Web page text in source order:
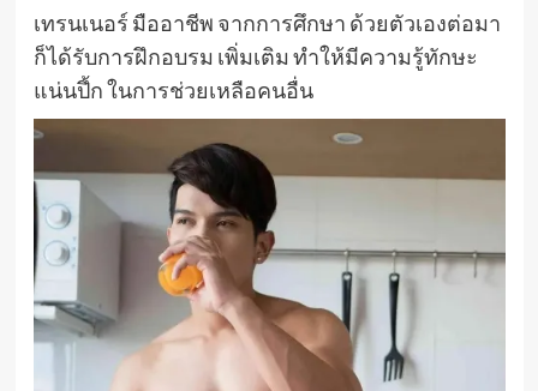
เทรนเนอร์ มืออาชีพ จากการศึกษา ด้วยตัวเองต่อมา
ก็ได้รับการฝึกอบรม เพิ่มเติม ทำให้มีความรู้ทักษะ
แน่นปึ้ก ในการช่วยเหลือคนอื่น